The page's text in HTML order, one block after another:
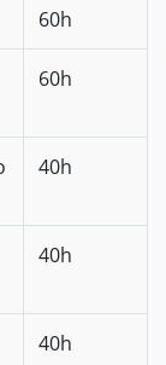
60h
60h
40h
40h
40h